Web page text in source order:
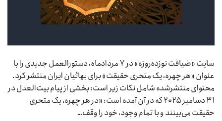
سایت «ضیافت نوزده‌روزه» در ۷ مردادماه، دستورالعمل جدیدی را با
عنوان «هر چهره، یک متحری حقیقت» برای بهائیان ایران منتشر کرد.
محتوای منتشرشده شامل نکات زیر است: بخشی از پیام بیت‌العدل در
۳۱ دسامبر ۲۰۲۵ که در آن آمده است: «در هر چهره، یک متحری
حقیقت می‌بینند و با تمام وجود، خود را وقف…